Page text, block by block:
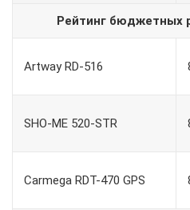
Рейтинг бюджетных
Artway RD-516
SHO-ME 520-STR
Carmega RDT-470 GPS